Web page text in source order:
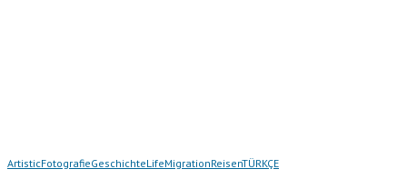
ArtisticFotografieGeschichteLifeMigrationReisenTÜRKÇE